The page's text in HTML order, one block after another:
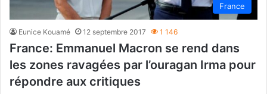
France
Eunice Kouamé 12 septembre 2017 1 146
France: Emmanuel Macron se rend dans
les zones ravagées par l’ouragan Irma pour
répondre aux critiques